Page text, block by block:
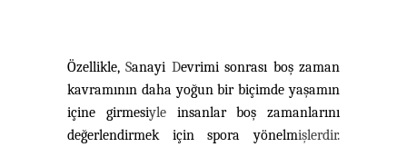
Özellikle,Sanayi Devrimi sonrası boş zaman
kavramının daha yoğun bir biçimde yaşamın
içine girmesiyle insanlar boş zamanlarını
değerlendirmek için spora yönelmişlerdir.